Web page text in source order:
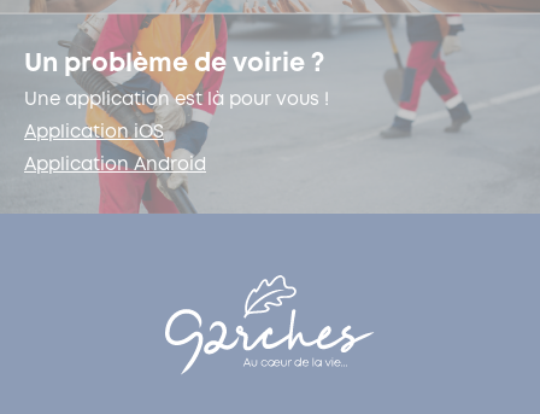
Un problème de voirie ?
Une application est là pour vous !
Application iOS
Application Android